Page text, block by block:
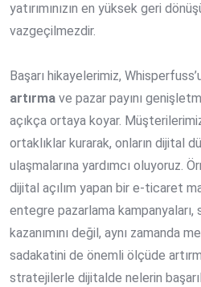
yatırımınızın en yüksek geri
vazgeçilmezdir.
Başarı hikayelerimiz,
artırma ve pazar payını
açıkça ortaya koyar.
ortaklıklar kurarak, onların dijital
ulaşmalarına yardımcı oluyoruz.
dijital açılım yapan bir e-ticaret
entegre pazarlama
kazanımını değil, aynı zamanda
sadakatini de önemli ölçüde
stratejilerle dijitalde nelerin